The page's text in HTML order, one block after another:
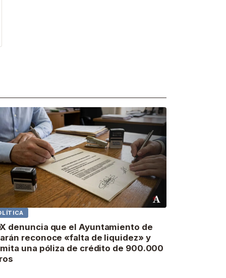
denuncia que el Ayuntamiento de
reconoce «falta de liquidez» y
una póliza de crédito de 900.000